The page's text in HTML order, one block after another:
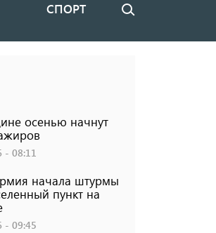
СПОРТ Поиск
осенью начнут
- 08:11
начала штурмы
пункт на
- 09:45